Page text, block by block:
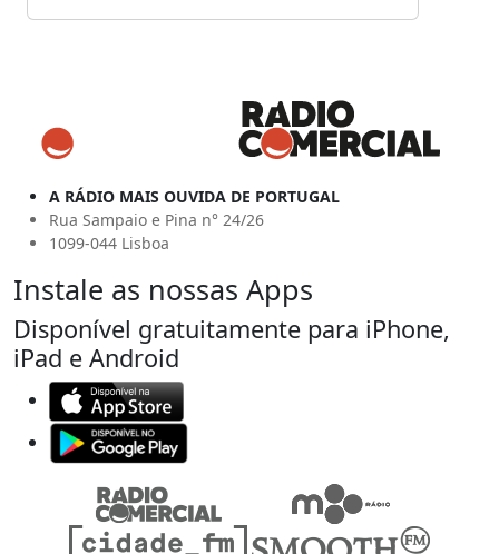
A RÁDIO MAIS OUVIDA DE PORTUGAL
Rua Sampaio e Pina n° 24/26
1099-044 Lisboa
Instale as nossas Apps
Disponível gratuitamente para iPhone,
iPad e Android